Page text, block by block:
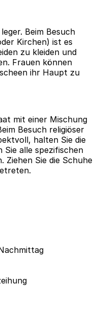
Beim Besuch
Kirchen) ist es
zu kleiden und
Frauen können
ihr Haupt zu
mit einer Mischung
Besuch religiöser
halten Sie die
Sie alle spezifischen
Ziehen Sie die Schuhe